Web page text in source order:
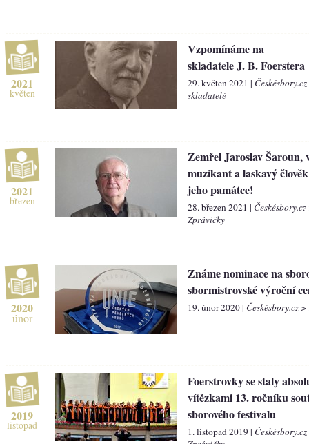
2021
květen
Vzpomínáme na
skladatele J. B. Foerstera
29. květen 2021 |
skladatelé
2021
březen
Zemřel Jaroslav Šaroun,
muzikant a laskavý
jeho památce!
28. březen 2021 |
Zprávičky
2020
únor
Známe nominace na
sbormistrovské výroční
19. únor 2020 | Českésbory.cz
2019
listopad
Foerstrovky se staly
vítězkami 13. ročníku
sborového festivalu
1. listopad 2019 |